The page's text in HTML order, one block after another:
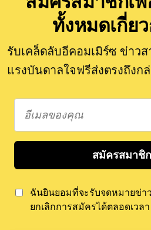
ทั้งหมดเกี่ย
รับเคล็ดลับอีคอมเมิร์ซ ข่าว
แรงบันดาลใจฟรีส่งตรงถึง
สมัครสมาชิ
ฉันยินยอมที่จะรับจดหมายข่า
ยกเลิกการสมัครได้ตลอดเวลา